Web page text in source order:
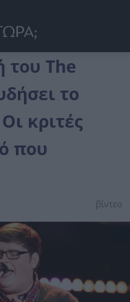
του The
το
κριτές
που
βίντεο